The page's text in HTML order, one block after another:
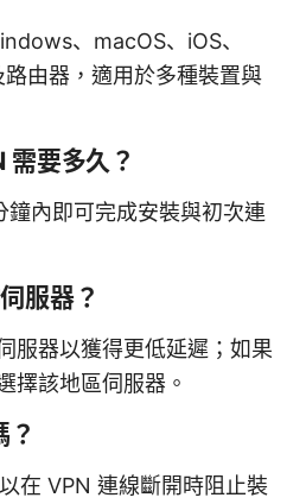
、macOS、iOS、
由器，適用於多種裝置與
要多久？
內即可完成安裝與初次連
服器？
服器以獲得更低延遲；如果
擇該地區伺服器。
在 VPN 連線斷開時阻止裝